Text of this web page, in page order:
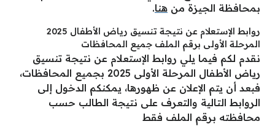
بمحافظة الجيزة من هنا.
روابط الإستعلام عن نتيجة تنسيق رياض الأطفال 2025
المرحلة الأولى برقم الملف جميع المحافظات
نقدم لكم فيما يلي روابط الإستعلام عن نتيجة تنسيق
رياض الأطفال المرحلة الأولى 2025 بجميع المحافظات،
فبعد أن يتم الإعلان عن ظهورها، يمكنكم الدخول إلى
الروابط التالية والتعرف على نتيجة الطالب حسب
محافظته برقم الملف فقط